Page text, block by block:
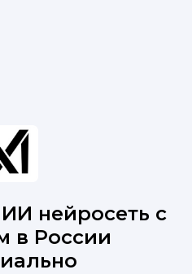
нейросеть с
в России